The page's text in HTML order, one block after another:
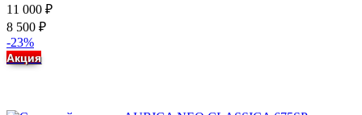
11 000 ₽
8 500 ₽
-23%
Акция